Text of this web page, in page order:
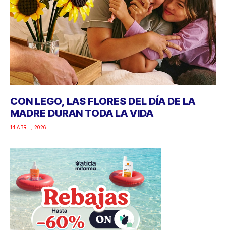
CON LEGO, LAS FLORES DEL DÍA DE LA
MADRE DURAN TODA LA VIDA
14 ABRIL, 2026